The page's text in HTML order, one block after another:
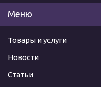
Товары и услуги
Новости
Статьи